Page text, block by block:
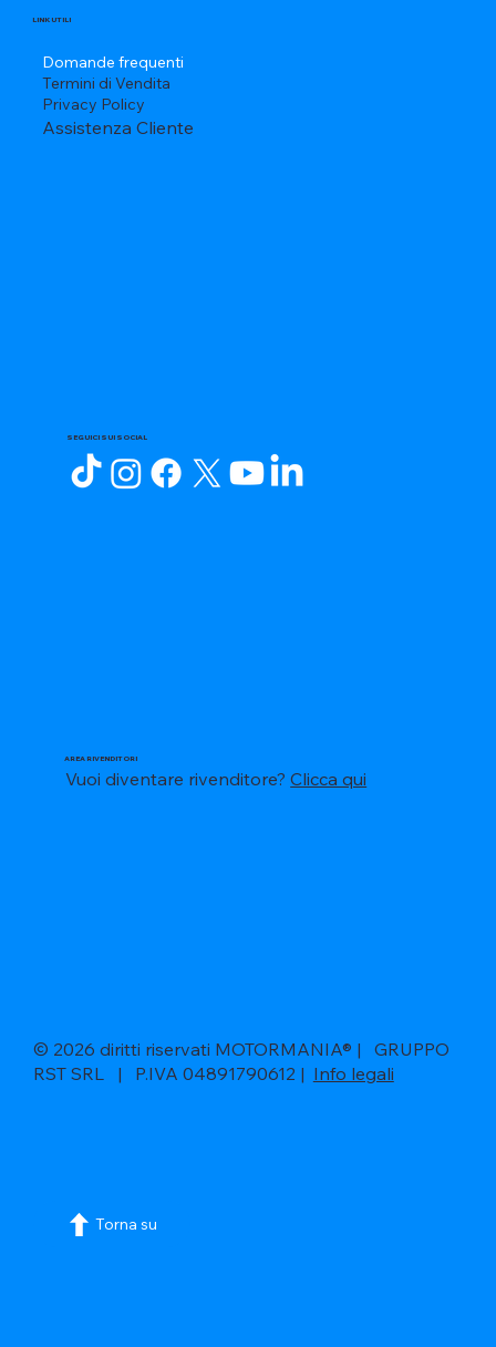
LINK UTILI
Domande frequenti
Termini di Vendita
Privacy Policy
Assistenza Cliente
SEGUICI SUI SOCIAL
AREA RIVENDITORI
Vuoi diventare rivenditore?Clicca qui
© 2026 diritti riservati MOTORMANIA® | GRUPPO
RST SRL | P.IVA 04891790612 | Info legali
Torna su